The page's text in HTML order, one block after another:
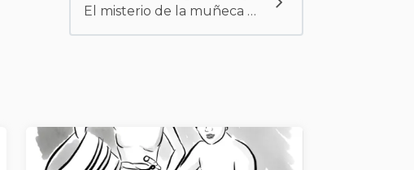
El misterio de la muñeca Okiku